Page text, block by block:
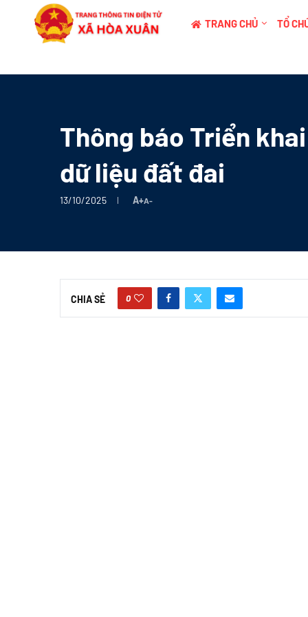
TRANG CHỦ TỔ
Thông báo Triển
dữ liệu đất đai
13/10/2025 A+A-
CHIA SẺ 0